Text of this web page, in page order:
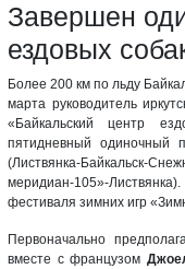
Завершен
ездовых
Более 200 км по льду
марта руководитель
«Байкальский центр
пятидневный одиночный
(Листвянка-Байкальск-
меридиан-105»-
фестиваля зимних игр
Первоначально
вместе с французом